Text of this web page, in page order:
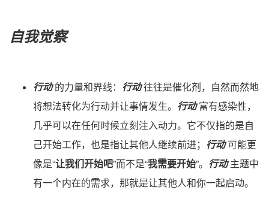
自我觉察
行动 的力量和界线： 行动往往是催化剂，自然而然地
将想法转化为行动并让事情发生。 行动 富有感染性，
几乎可以在任何时候立刻注入动力。它不仅指的是自
己开始工作，也是指让其他人继续前进； 行动可能更
像是“让我们开始吧”而不是“我需要开始”。 行动主题中
有一个内在的需求，那就是让其他人和你一起启动。